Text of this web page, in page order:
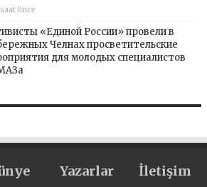
saat önce
«Единой России» провели в
Челнах просветительские
для молодых специалистов
Yazarlar İletişim